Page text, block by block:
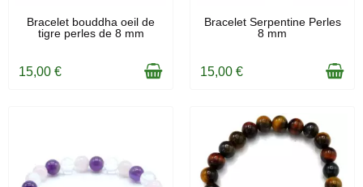
EN STOCK
Bracelet bouddha oeil de
tigre perles de 8 mm
15,00 €
EN STOCK
Bracelet Serpentine Perles
8 mm
15,00 €